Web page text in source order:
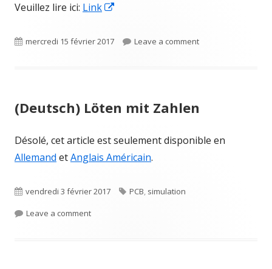
Veuillez lire ici: Link
Published
mercredi 15 février 2017 Leave a commenton Un aperçu pour
(Deutsch) Löten mit Zahlen
Désolé, cet article est seulement disponible en
Allemand etAnglais Américain.
Published
on
vendredi 3 février 2017 Tags
PCB, simulation
Leave a commenton (Deutsch) Löten mit Zahlen